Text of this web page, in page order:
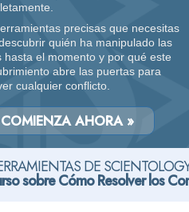
precisas que necesitas
quién ha manipulado las
hasta el momento y por qué este
abre las puertas para
cualquier conflicto.
COMIENZA AHORA »
DE
sobre Cómo Resolver los